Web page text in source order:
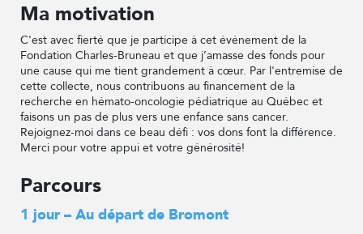
Ma motivation
C'est avec fierté que je participe à cet événement de la
Fondation Charles-Bruneau et que j’amasse des fonds pour
une cause qui me tient grandement à cœur. Par l'entremise de
cette collecte, nous contribuons au financement de la
recherche en hémato-oncologie pédiatrique au Québec et
faisons un pas de plus vers une enfance sans cancer.
Rejoignez-moi dans ce beau défi : vos dons font la différence.
Merci pour votre appui et votre générosité!
Parcours
1 jour – Au départ de Bromont